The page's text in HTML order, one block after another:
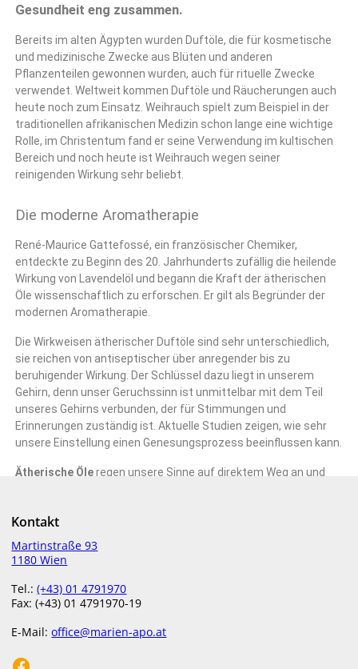
Gesundheit eng zusammen.
Bereits im alten Ägypten wurden Duftöle, die für kosmetische
und medizinische Zwecke aus Blüten und anderen
Pflanzenteilen gewonnen wurden, auch für rituelle Zwecke
verwendet. Weltweit kommen Duftöle und Räucherungen auch
heute noch zum Einsatz. Weihrauch spielt zum Beispiel in der
traditionellen afrikanischen Medizin schon lange eine wichtige
Rolle, im Christentum fand er seine Verwendung im kultischen
Bereich und noch heute ist Weihrauch wegen seiner
reinigenden Wirkung sehr beliebt.
Die moderne Aromatherapie
René-Maurice Gattefossé, ein französischer Chemiker,
entdeckte zu Beginn des 20. Jahrhunderts zufällig die heilende
Wirkung von Lavendelöl und begann die Kraft der ätherischen
Öle wissenschaftlich zu erforschen. Er gilt als Begründer der
modernen Aromatherapie.
Die Wirkweisen ätherischer Duftöle sind sehr unterschiedlich,
sie reichen von antiseptischer über anregender bis zu
beruhigender Wirkung. Der Schlüssel dazu liegt in unserem
Gehirn, denn unser Geruchssinn ist unmittelbar mit dem Teil
unseres Gehirns verbunden, der für Stimmungen und
Erinnerungen zuständig ist. Aktuelle Studien zeigen, wie sehr
unsere Einstellung einen Genesungsprozess beeinflussen kann.
Ätherische Öleregen unsere Sinne auf direktem Weg an und
Eukalyptus und Zitrone – belebende Wirkung
Pfefferminzöl – steigert die Konzentrationsfähigkeit
Lavendel – beruhigende Wirkung
Mhyrre – desinfizierende Wirkung
Kontakt
Martinstraße 93
1180 Wien
Tel.:(+43) 01 4791970
Fax: (+43) 01 4791970-19
E-Mail:office@marien-apo.at